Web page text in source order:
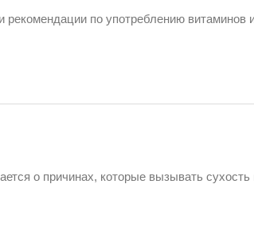
по употреблению витаминов
о причинах, которые вызывать